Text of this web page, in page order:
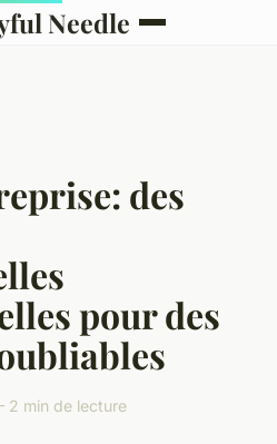
Needle
des
pour des
min de lecture